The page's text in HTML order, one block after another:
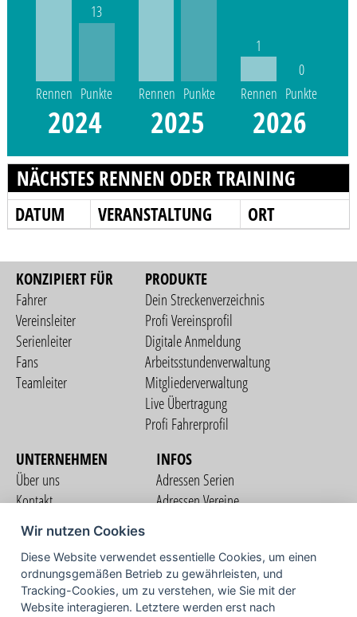
Rennen
13
Punkte
2024
Rennen Punkte
2025
1
Rennen
0
Punkte
2026
NÄCHSTES RENNEN ODER TRAINING
DATUM VERANSTALTUNG ORT
KONZIPIERT FÜR
Fahrer
Vereinsleiter
Serienleiter
Fans
Teamleiter
PRODUKTE
Dein Streckenverzeichnis
Profi Vereinsprofil
Digitale Anmeldung
Arbeitsstundenverwaltung
Mitgliederverwaltung
Live Übertragung
Profi Fahrerprofil
UNTERNEHMEN
Über uns
Kontakt
Nutzungsbedingungen
Datenschutzerklärung
Impressum
INFOS
Adressen Serien
Adressen Vereine
COMMUNITY
Wir nutzen Cookies
Diese Website verwendet essentielle Cookies, um einen
ordnungsgemäßen Betrieb zu gewährleisten, und
Tracking-Cookies, um zu verstehen, wie Sie mit der
Website interagieren. Letztere werden erst nach